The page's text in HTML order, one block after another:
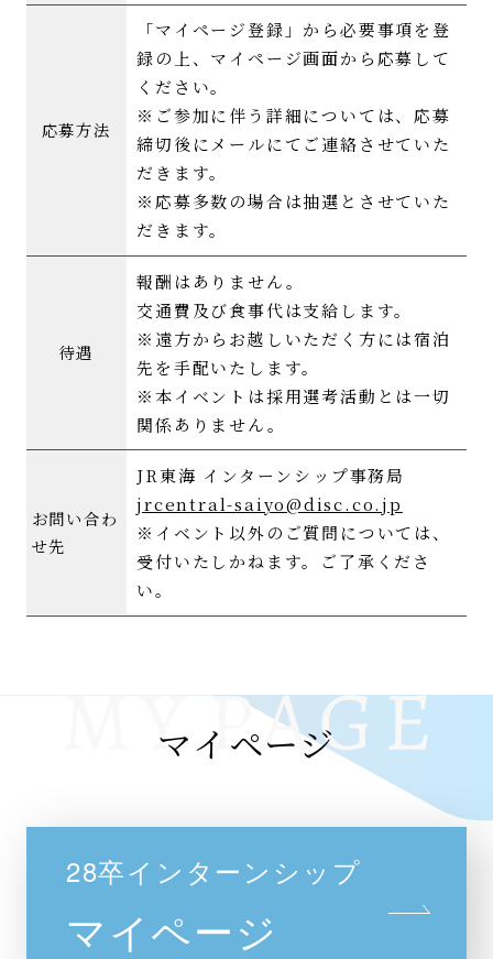
応募方法
「マイページ登録」から必要事項を登
録の上、マイページ画面から応募して
ください。
※ご参加に伴う詳細については、応募
締切後にメールにてご連絡させていた
だきます。
※応募多数の場合は抽選とさせていた
だきます。
待遇
報酬はありません。
交通費及び食事代は支給します。
※遠方からお越しいただく方には宿泊
先を手配いたします。
※本イベントは採用選考活動とは一切
関係ありません。
お問い合わ
せ先
JR東海 インターンシップ事務局
jrcentral-saiyo@disc.co.jp
※イベント以外のご質問については、
受付いたしかねます。ご了承くださ
い。
マイページ
28卒インターンシップ
マイページ